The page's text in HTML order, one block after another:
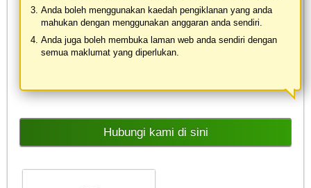
Anda boleh menggunakan kaedah pengiklanan yang anda
mahukan dengan menggunakan anggaran anda sendiri.
Anda juga boleh membuka laman web anda sendiri dengan
semua maklumat yang diperlukan.
Hubungi kami di sini